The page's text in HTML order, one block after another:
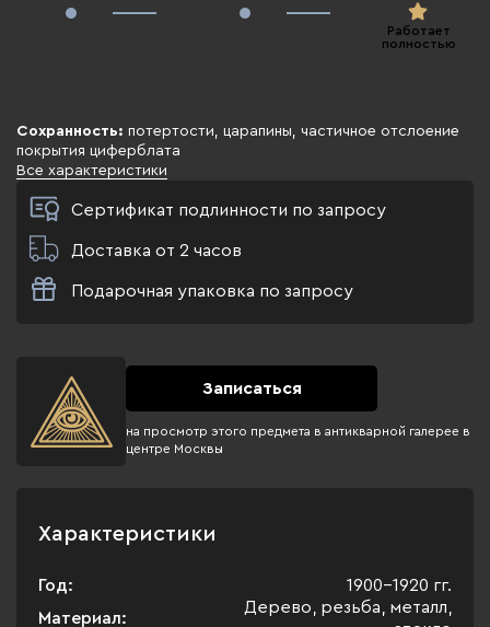
Работает
полностью
Сохранность: потертости, царапины, частичное отслоение
покрытия циферблата
Все характеристики
Сертификат подлинности по запросу
Доставка от 2 часов
Подарочная упаковка по запросу
Записаться
на просмотр этого предмета в антикварной галерее в
центре Москвы
Характеристики
Год:
1900-1920 гг.
Материал:
Дерево, резьба, металл,